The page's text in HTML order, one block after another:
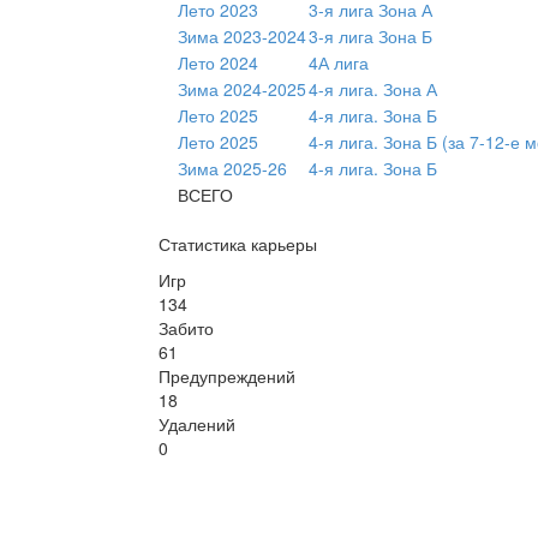
Лето 2023
3-я лига Зона А
Зима 2023-20243-я лига Зона Б
Лето 2024
4А лига
Зима 2024-20254-я лига. Зона А
Лето 2025
4-я лига. Зона Б
Лето 2025
4-я лига. Зона Б (за 7-12-е
Зима 2025-26
4-я лига. Зона Б
ВСЕГО
Статистика карьеры
Игр
134
Забито
61
Предупреждений
18
Удалений
0